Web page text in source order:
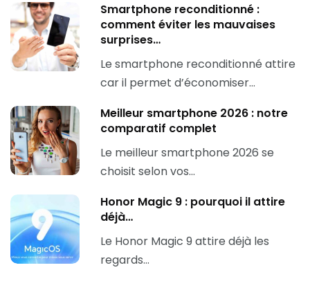
Smartphone reconditionné :
comment éviter les mauvaises
surprises…
Le smartphone reconditionné attire
car il permet d’économiser…
Meilleur smartphone 2026 : notre
comparatif complet
Le meilleur smartphone 2026 se
choisit selon vos…
Honor Magic 9 : pourquoi il attire
déjà…
Le Honor Magic 9 attire déjà les
regards…